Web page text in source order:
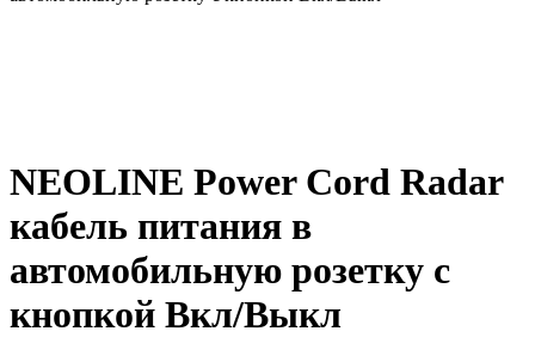
NEOLINE Power Cord Radar
кабель питания в
автомобильную розетку с
кнопкой Вкл/Выкл